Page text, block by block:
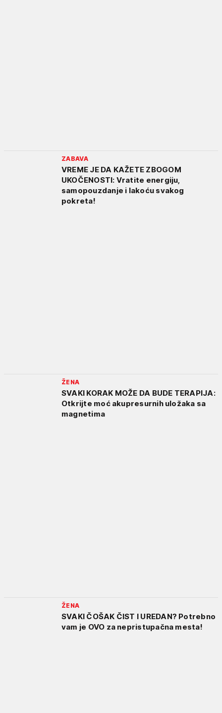
ZABAVA
VREME JE DA KAŽETE ZBOGOM
UKOČENOSTI: Vratite energiju,
samopouzdanje i lakoću svakog
pokreta!
ŽENA
SVAKI KORAK MOŽE DA BUDE TERAPIJA:
Otkrijte moć akupresurnih uložaka sa
magnetima
ŽENA
SVAKI ČOŠAK ČIST I UREDAN? Potrebno
vam je OVO za nepristupačna mesta!